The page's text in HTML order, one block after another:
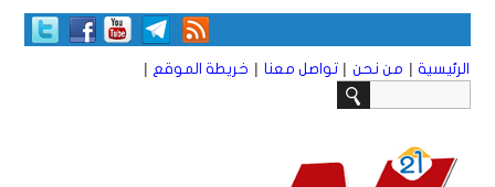
الرئيسية | من نحن | تواصل معنا | خريطة الموقع |